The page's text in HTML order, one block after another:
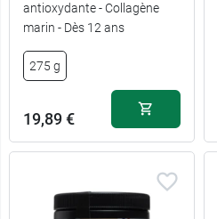
antioxydante - Collagène
marin - Dès 12 ans
275 g
19,89 €